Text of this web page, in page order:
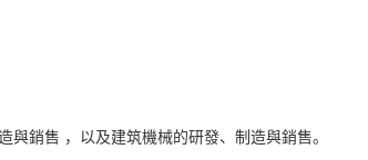
銷售 ，以及建筑機械的研發、制造與銷售。